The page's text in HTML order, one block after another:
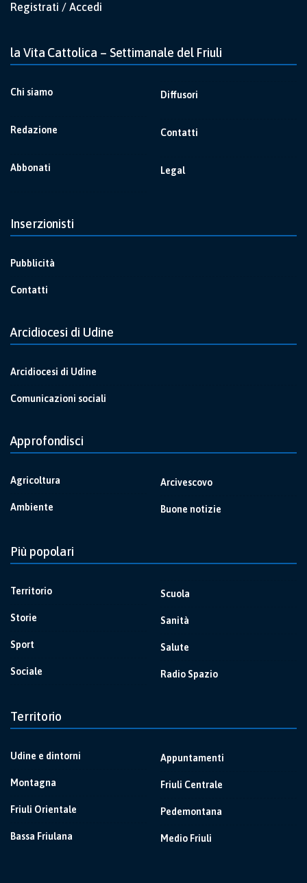
Registrati / Accedi
la Vita Cattolica – Settimanale del Friuli
Chi siamo
Redazione
Abbonati
Diffusori
Contatti
Legal
Inserzionisti
Pubblicità
Contatti
Arcidiocesi di Udine
Arcidiocesi di Udine
Comunicazioni sociali
Approfondisci
Agricoltura
Ambiente
Arcivescovo
Buone notizie
Più popolari
Territorio
Storie
Sport
Sociale
Scuola
Sanità
Salute
Radio Spazio
Territorio
Udine e dintorni
Montagna
Friuli Orientale
Bassa Friulana
Appuntamenti
Friuli Centrale
Pedemontana
Medio Friuli